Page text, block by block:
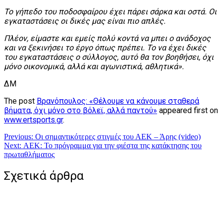
Το γήπεδο του ποδοσφαίρου έχει πάρει σάρκα και οστά. Οι
εγκαταστάσεις οι δικές μας είναι πιο απλές.
Πλέον, είμαστε και εμείς πολύ κοντά να μπει ο ανάδοχος
και να ξεκινήσει το έργο όπως πρέπει. Το να έχει δικές
του εγκαταστάσεις ο σύλλογος, αυτό θα τον βοηθήσει, όχι
μόνο οικονομικά, αλλά και αγωνιστικά, αθλητικά».
ΔΜ
The post Βρανόπουλος: «Θέλουμε να κάνουμε σταθερά
βήματα, όχι μόνο στο βόλεϊ, αλλά παντού» appeared first on
www.ertsports.gr.
Πλοήγηση
άρθρων
Previous: Οι σημαντικότερες στιγμές του ΑΕΚ – Άρης (video)
Next: ΑΕΚ: Το πρόγραμμα για την φιέστα της κατάκτησης του
πρωταθλήματος
Σχετικά άρθρα